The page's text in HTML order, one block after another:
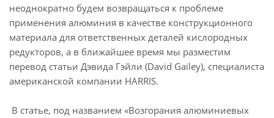
неоднократно будем возвращаться к проблеме
применения алюминия в качестве конструкционного
материала для ответственных деталей кислородных
редукторов, а в ближайшее время мы разместим
перевод статьи Дэвида Гэйли (David Gailey), специалиста
американской компании HARRIS.
В статье, под названием «Возгорания алюминиевых